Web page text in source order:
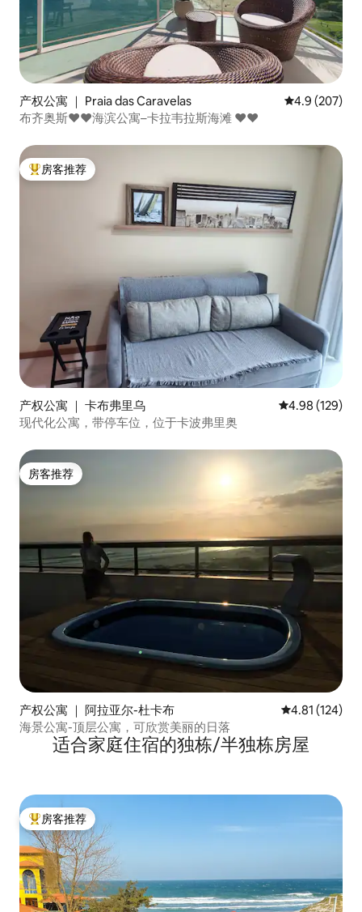
产权公寓 ｜ Praia das Caravelas 平均评分 4.9
4.9 (207)
布齐奥斯❤❤海滨公寓–卡拉韦拉斯海滩 ❤❤
热门「房客推荐」
房客推荐
产权公寓 ｜ 卡布弗里乌 平均评分 4.98
4.98 (129)
现代化公寓，带停车位，位于卡波弗里奥
房客推荐
房客推荐
产权公寓 ｜ 阿拉亚尔-杜卡布 平均评分 4.81
4.81 (124)
海景公寓-顶层公寓，可欣赏美丽的日落
适合家庭住宿的独栋/半独栋房屋
热门「房客推荐」
房客推荐